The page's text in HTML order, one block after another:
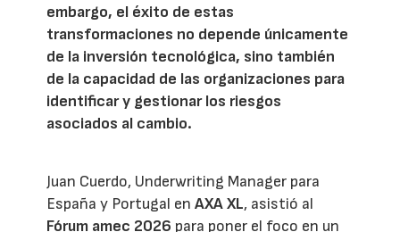
embargo, el éxito de estas
transformaciones no depende únicamente
de la inversión tecnológica, sino también
de la capacidad de las organizaciones para
identificar y gestionar los riesgos
asociados al cambio.
Juan Cuerdo, Underwriting Manager para
España y Portugal enAXA XL, asistió al
Fórum amec 2026 para poner el foco en un